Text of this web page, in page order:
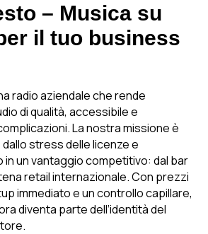
– Musica su
il tuo business
radio aziendale che rende
di qualità, accessibile e
La nostra missione è
stress delle licenze e
in un vantaggio competitivo: dal bar
retail internazionale. Con prezzi
immediato e un controllo capillare,
diventa parte dell’identità del